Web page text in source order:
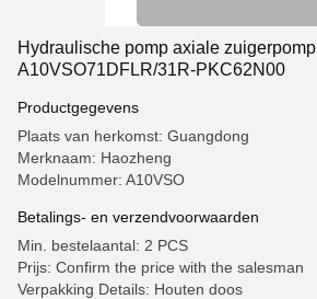
Hydraulische pomp axiale zuigerpomp
A10VSO71DFLR/31R-PKC62N00
Productgegevens
Plaats van herkomst: Guangdong
Merknaam: Haozheng
Modelnummer: A10VSO
Betalings- en verzendvoorwaarden
Min. bestelaantal: 2 PCS
Prijs: Confirm the price with the salesman
Verpakking Details: Houten doos